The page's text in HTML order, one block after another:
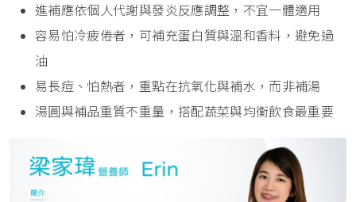
進補應依個人代謝與發炎反應調整，不宜一體適用
容易怕冷疲倦者，可補充蛋白質與溫和香料，避免過
油
易長痘、怕熱者，重點在抗氧化與補水，而非補湯
湯圓與補品重質不重量，搭配蔬菜與均衡飲食最重要